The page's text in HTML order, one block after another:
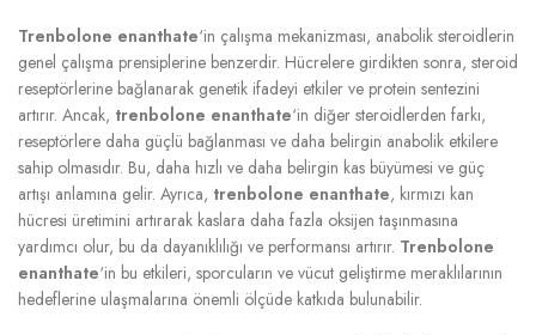
Trenbolone enanthate‘in çalışma mekanizması, anabolik steroidlerin
genel çalışma prensiplerine benzerdir. Hücrelere girdikten sonra, steroid
reseptörlerine bağlanarak genetik ifadeyi etkiler ve protein sentezini
artırır. Ancak, trenbolone enanthate‘in diğer steroidlerden farkı,
reseptörlere daha güçlü bağlanması ve daha belirgin anabolik etkilere
sahip olmasıdır. Bu, daha hızlı ve daha belirgin kas büyümesi ve güç
artışı anlamına gelir. Ayrıca, trenbolone enanthate, kırmızı kan
hücresi üretimini artırarak kaslara daha fazla oksijen taşınmasına
yardımcı olur, bu da dayanıklılığı ve performansı artırır. Trenbolone
enanthate‘in bu etkileri, sporcuların ve vücut geliştirme meraklılarının
hedeflerine ulaşmalarına önemli ölçüde katkıda bulunabilir.